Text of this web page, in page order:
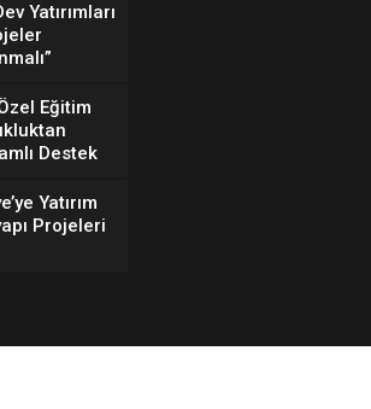
Yatırımları
Eğitim
Destek
Yatırım
Projeleri